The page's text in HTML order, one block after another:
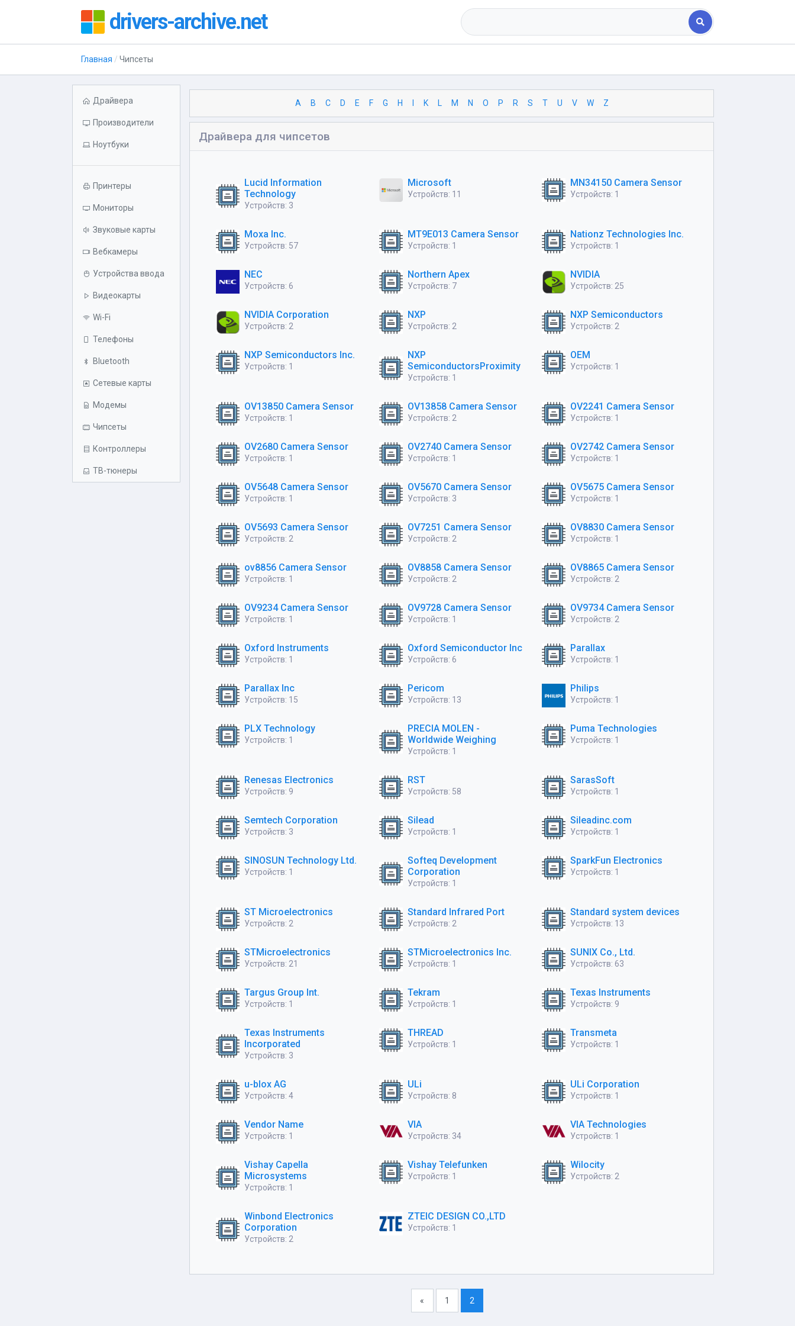
drivers-archive.net
Главная Чипсеты
Драйвера
Производители
Ноутбуки
Принтеры
Мониторы
Звуковые карты
Вебкамеры
Устройства ввода
Видеокарты
Wi-Fi
Телефоны
Bluetooth
Сетевые карты
Модемы
Чипсеты
Контроллеры
ТВ-тюнеры
A B C D E F G H K L M N O P R S T U V W Z
Драйвера для чипсетов
Lucid Information
Technology
Устройств: 3
Microsoft
Устройств: 11
MN34150 Camera Sensor
Устройств: 1
Moxa Inc.
Устройств: 57
MT9E013 Camera Sensor
Устройств: 1
Nationz Technologies Inc.
Устройств: 1
NEC
Устройств: 6
Northern Apex
Устройств: 7
NVIDIA
Устройств: 25
NVIDIA Corporation
Устройств: 2
NXP
Устройств: 2
NXP Semiconductors
Устройств: 2
NXP Semiconductors Inc.
Устройств: 1
NXP
SemiconductorsProximity
Устройств: 1
OEM
Устройств: 1
OV13850 Camera Sensor
Устройств: 1
OV13858 Camera Sensor
Устройств: 2
OV2241 Camera Sensor
Устройств: 1
OV2680 Camera Sensor
Устройств: 1
OV2740 Camera Sensor
Устройств: 1
OV2742 Camera Sensor
Устройств: 1
OV5648 Camera Sensor
Устройств: 1
OV5670 Camera Sensor
Устройств: 3
OV5675 Camera Sensor
Устройств: 1
OV5693 Camera Sensor
Устройств: 2
OV7251 Camera Sensor
Устройств: 2
OV8830 Camera Sensor
Устройств: 1
ov8856 Camera Sensor
Устройств: 1
OV8858 Camera Sensor
Устройств: 2
OV8865 Camera Sensor
Устройств: 2
OV9234 Camera Sensor
Устройств: 1
OV9728 Camera Sensor
Устройств: 1
OV9734 Camera Sensor
Устройств: 2
Oxford Instruments
Устройств: 1
Oxford Semiconductor Inc
Устройств: 6
Parallax
Устройств: 1
Parallax Inc
Устройств: 15
Pericom
Устройств: 13
Philips
Устройств: 1
PLX Technology
Устройств: 1
PRECIA MOLEN -
Worldwide Weighing
Устройств: 1
Puma Technologies
Устройств: 1
Renesas Electronics
Устройств: 9
RST
Устройств: 58
SarasSoft
Устройств: 1
Semtech Corporation
Устройств: 3
Silead
Устройств: 1
Sileadinc.com
Устройств: 1
SINOSUN Technology Ltd.
Устройств: 1
Softeq Development
Corporation
Устройств: 1
SparkFun Electronics
Устройств: 1
ST Microelectronics
Устройств: 2
Standard Infrared Port
Устройств: 2
Standard system devices
Устройств: 13
STMicroelectronics
Устройств: 21
STMicroelectronics Inc.
Устройств: 1
SUNIX Co., Ltd.
Устройств: 63
Targus Group Int.
Устройств: 1
Tekram
Устройств: 1
Texas Instruments
Устройств: 9
Texas Instruments
Incorporated
Устройств: 3
THREAD
Устройств: 1
Transmeta
Устройств: 1
u-blox AG
Устройств: 4
ULi
Устройств: 8
ULi Corporation
Устройств: 1
Vendor Name
Устройств: 1
VIA
Устройств: 34
VIA Technologies
Устройств: 1
Vishay Capella
Microsystems
Устройств: 1
Vishay Telefunken
Устройств: 1
Wilocity
Устройств: 2
Winbond Electronics
Corporation
Устройств: 2
ZTEIC DESIGN CO.,LTD
Устройств: 1
« 1 2